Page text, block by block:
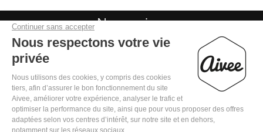
Mentions légales
Politique de confidentialité
Conditions Générales de Vente